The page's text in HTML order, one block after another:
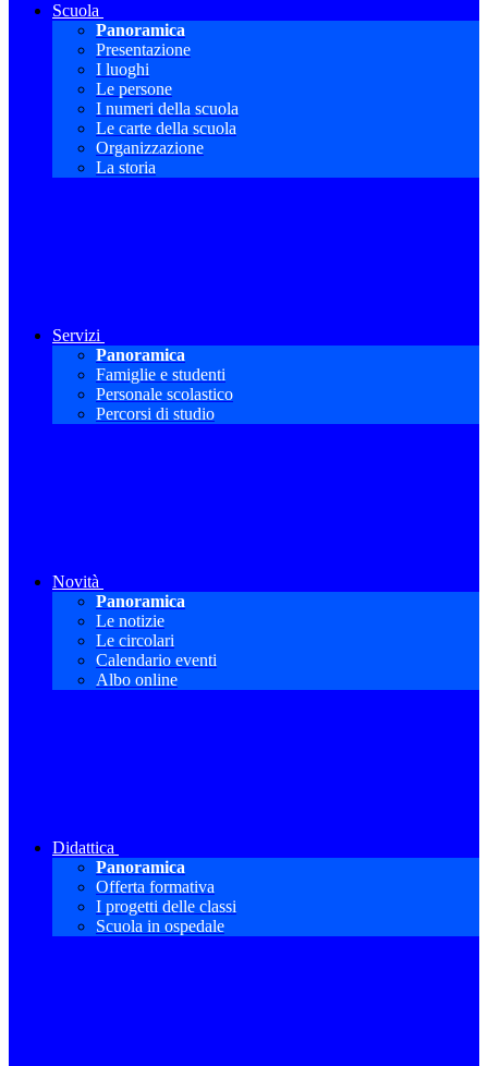
Scuola
Panoramica
Presentazione
I luoghi
Le persone
I numeri della scuola
Le carte della scuola
Organizzazione
La storia
Servizi
Panoramica
Famiglie e studenti
Personale scolastico
Percorsi di studio
Novità
Panoramica
Le notizie
Le circolari
Calendario eventi
Albo online
Didattica
Panoramica
Offerta formativa
I progetti delle classi
Scuola in ospedale